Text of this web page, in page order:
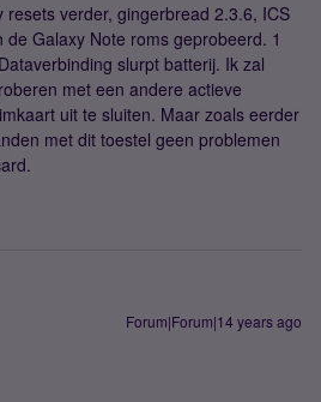
resets verder, gingerbread 2.3.6, ICS
Galaxy Note roms geprobeerd. 1
slurpt batterij. Ik zal
met een andere actieve
uit te sluiten. Maar zoals eerder
met dit toestel geen problemen
Forum|Forum|14 years ago